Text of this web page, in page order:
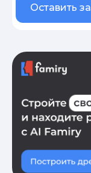
Оставить